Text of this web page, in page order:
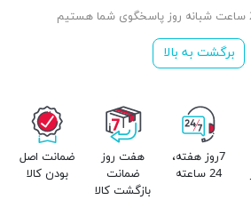
برگشت به بالا
7روز هفته،
24 ساعته
هفت روز
ضمانت
بازگشت کالا
ضمانت اصل
بودن کالا